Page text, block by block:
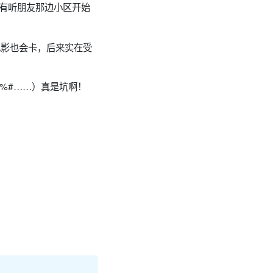
听朋友那边小区开始
也会卡，后来实在受
）真是坑啊！